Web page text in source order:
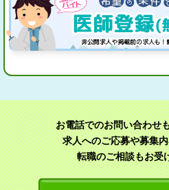
お電話でのお問い合わせ
求人へのご応募や募集
転職のご相談もお受